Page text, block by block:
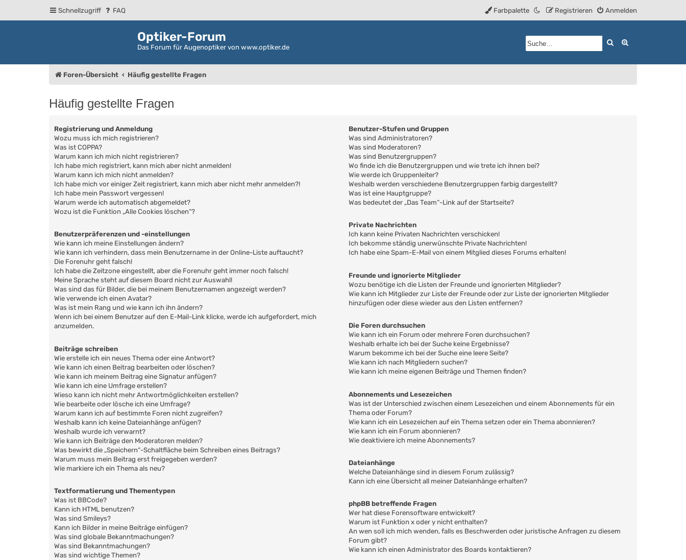
Schnellzugriff FAQ Anmelden
Registrieren
Farbpalette
Optiker-Forum
Das Forum für Augenoptiker von www.optiker.de
Suche
Foren-Übersicht Häufig gestellte Fragen
Häufig gestellte Fragen
Registrierung und Anmeldung
Wozu muss ich mich registrieren?
Was ist COPPA?
Warum kann ich mich nicht registrieren?
Ich habe mich registriert, kann mich aber nicht anmelden!
Warum kann ich mich nicht anmelden?
Ich habe mich vor einiger Zeit registriert, kann mich aber nicht mehr anmelden?!
Ich habe mein Passwort vergessen!
Warum werde ich automatisch abgemeldet?
Wozu ist die Funktion „Alle Cookies löschen“?
Benutzerpräferenzen und -einstellungen
Wie kann ich meine Einstellungen ändern?
Wie kann ich verhindern, dass mein Benutzername in der Online-Liste auftaucht?
Die Forenuhr geht falsch!
Ich habe die Zeitzone eingestellt, aber die Forenuhr geht immer noch falsch!
Meine Sprache steht auf diesem Board nicht zur Auswahl!
Was sind das für Bilder, die bei meinem Benutzernamen angezeigt werden?
Wie verwende ich einen Avatar?
Was ist mein Rang und wie kann ich ihn ändern?
Wenn ich bei einem Benutzer auf den E-Mail-Link klicke, werde ich aufgefordert, mich
anzumelden.
Beiträge schreiben
Wie erstelle ich ein neues Thema oder eine Antwort?
Wie kann ich einen Beitrag bearbeiten oder löschen?
Wie kann ich meinem Beitrag eine Signatur anfügen?
Wie kann ich eine Umfrage erstellen?
Wieso kann ich nicht mehr Antwortmöglichkeiten erstellen?
Wie bearbeite oder lösche ich eine Umfrage?
Warum kann ich auf bestimmte Foren nicht zugreifen?
Weshalb kann ich keine Dateianhänge anfügen?
Weshalb wurde ich verwarnt?
Wie kann ich Beiträge den Moderatoren melden?
Was bewirkt die „Speichern“-Schaltfläche beim Schreiben eines Beitrags?
Warum muss mein Beitrag erst freigegeben werden?
Wie markiere ich ein Thema als neu?
Textformatierung und Thementypen
Was ist BBCode?
Kann ich HTML benutzen?
Was sind Smileys?
Kann ich Bilder in meine Beiträge einfügen?
Was sind globale Bekanntmachungen?
Was sind Bekanntmachungen?
Was sind wichtige Themen?
Benutzer-Stufen und Gruppen
Was sind Administratoren?
Was sind Moderatoren?
Was sind Benutzergruppen?
Wo finde ich die Benutzergruppen und wie trete ich ihnen bei?
Wie werde ich Gruppenleiter?
Weshalb werden verschiedene Benutzergruppen farbig dargestellt?
Was ist eine Hauptgruppe?
Was bedeutet der „Das Team“-Link auf der Startseite?
Private Nachrichten
Ich kann keine Privaten Nachrichten verschicken!
Ich bekomme ständig unerwünschte Private Nachrichten!
Ich habe eine Spam-E-Mail von einem Mitglied dieses Forums erhalten!
Freunde und ignorierte Mitglieder
Wozu benötige ich die Listen der Freunde und ignorierten Mitglieder?
Wie kann ich Mitglieder zur Liste der Freunde oder zur Liste der ignorierten Mitglieder
hinzufügen oder diese wieder aus den Listen entfernen?
Die Foren durchsuchen
Wie kann ich ein Forum oder mehrere Foren durchsuchen?
Weshalb erhalte ich bei der Suche keine Ergebnisse?
Warum bekomme ich bei der Suche eine leere Seite?
Wie kann ich nach Mitgliedern suchen?
Wie kann ich meine eigenen Beiträge und Themen finden?
Abonnements und Lesezeichen
Was ist der Unterschied zwischen einem Lesezeichen und einem Abonnements für ein
Thema oder Forum?
Wie kann ich ein Lesezeichen auf ein Thema setzen oder ein Thema abonnieren?
Wie kann ich ein Forum abonnieren?
Wie deaktiviere ich meine Abonnements?
Dateianhänge
Welche Dateianhänge sind in diesem Forum zulässig?
Kann ich eine Übersicht all meiner Dateianhänge erhalten?
phpBB betreffende Fragen
Wer hat diese Forensoftware entwickelt?
Warum ist Funktion x oder y nicht enthalten?
An wen soll ich mich wenden, falls es Beschwerden oder juristische Anfragen zu diesem
Forum gibt?
Wie kann ich einen Administrator des Boards kontaktieren?